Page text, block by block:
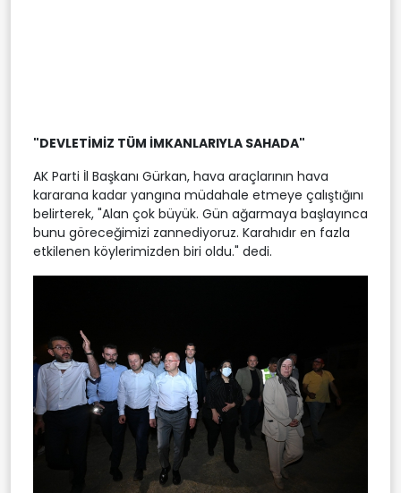
"DEVLETİMİZ TÜM İMKANLARIYLA SAHADA"
AK Parti İl Başkanı Gürkan, hava araçlarının hava
kararana kadar yangına müdahale etmeye çalıştığını
belirterek, "Alan çok büyük. Gün ağarmaya başlayınca
bunu göreceğimizi zannediyoruz. Karahıdır en fazla
etkilenen köylerimizden biri oldu." dedi.